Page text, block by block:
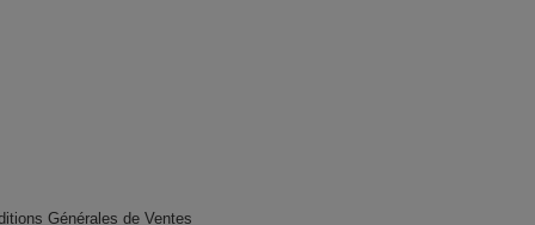
Générales de Ventes